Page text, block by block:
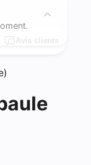
Avis clients